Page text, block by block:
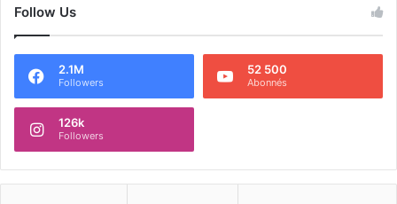
Follow Us
2.1M
Followers
52 500
Abonnés
126k
Followers